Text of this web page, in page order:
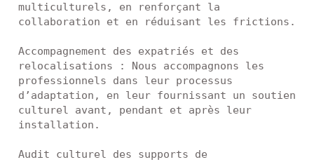
multiculturels, en renforçant la
collaboration et en réduisant les frictions.
Accompagnement des expatriés et des
relocalisations : Nous accompagnons les
professionnels dans leur processus
d’adaptation, en leur fournissant un soutien
culturel avant, pendant et après leur
installation.
Audit culturel des supports de